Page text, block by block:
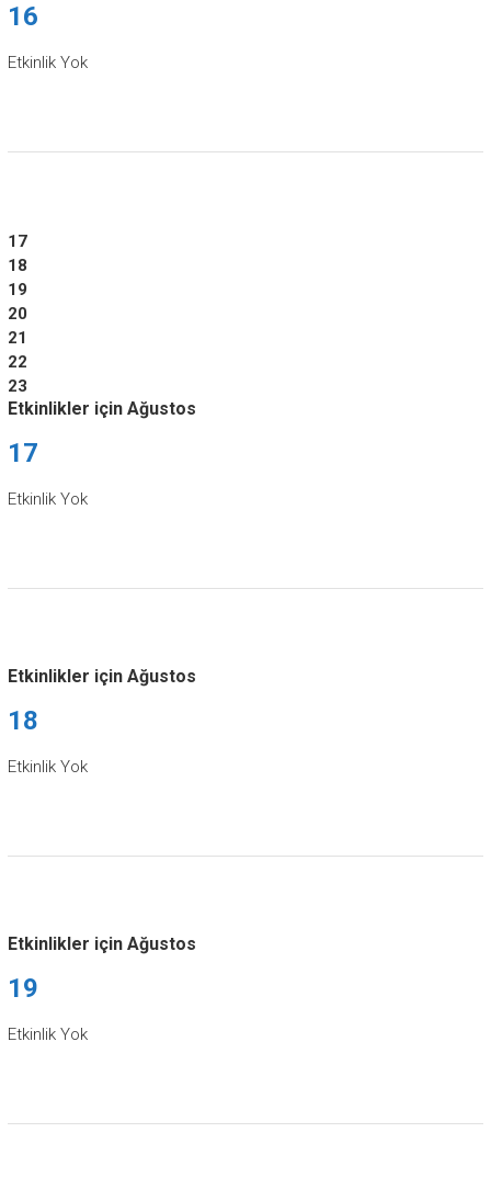
16
Etkinlik Yok
17
18
19
20
21
22
23
Etkinlikler için Ağustos
17
Etkinlik Yok
Etkinlikler için Ağustos
18
Etkinlik Yok
Etkinlikler için Ağustos
19
Etkinlik Yok